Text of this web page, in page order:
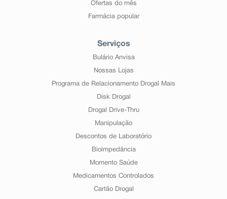
Ofertas do mês
Farmácia popular
Serviços
Bulário Anvisa
Nossas Lojas
Programa de Relacionamento Drogal Mais
Disk Drogal
Drogal Drive-Thru
Manipulação
Descontos de Laboratório
Bioimpedância
Momento Saúde
Medicamentos Controlados
Cartão Drogal